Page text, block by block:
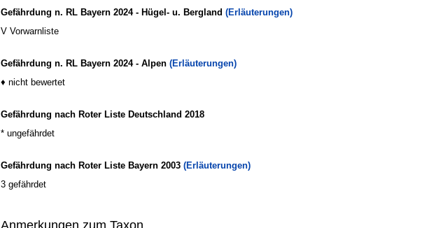
Gefährdung n. RL Bayern 2024 - Hügel- u. Bergland (Erläuterungen)
V Vorwarnliste
Gefährdung n. RL Bayern 2024 - Alpen (Erläuterungen)
♦ nicht bewertet
Gefährdung nach Roter Liste Deutschland 2018
* ungefährdet
Gefährdung nach Roter Liste Bayern 2003 (Erläuterungen)
3 gefährdet